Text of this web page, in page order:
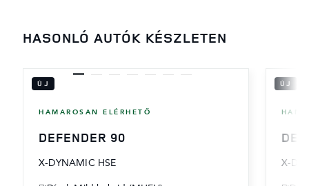
HASONLÓ AUTÓK KÉSZLETEN
ÚJ
HAMAROSAN ELÉRHETŐ
DEFENDER 90
X-DYNAMIC HSE
ÚJ
X-